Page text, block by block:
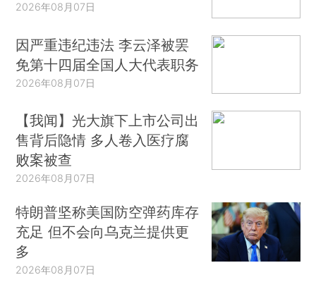
2026年08月07日
因严重违纪违法 李云泽被罢
免第十四届全国人大代表职务
2026年08月07日
【我闻】光大旗下上市公司出
售背后隐情 多人卷入医疗腐
败案被查
2026年08月07日
特朗普坚称美国防空弹药库存
充足 但不会向乌克兰提供更
多
2026年08月07日